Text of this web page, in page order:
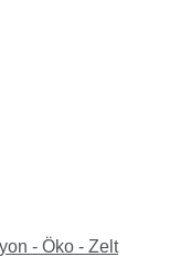
- Öko - Zelt